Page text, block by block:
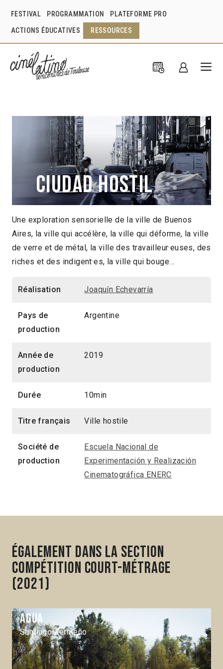
FESTIVAL PROGRAMMATION PLATEFORME PRO
ACTIONS ÉDUCATIVES RESSOURCES
Ciudad hostil
Joaquín Echevarría Argentine 2019
10min
2021 > Compétition Court-métrage
Une exploration sensorielle de la ville de Buenos
Aires, la ville qui accélère, la ville qui déforme, la ville
de verre et de métal, la ville des travailleur·euses, des
riches et des indigent·es, la ville qui bouge…
Réalisation Joaquín Echevarría
Pays de
production
Argentine
Année de
production
2019
Durée 10min
Titre français Ville hostile
Société de
production
Escuela Nacional de
Experimentación y Realización
Cinematográfica ENERC
Également dans la section
Compétition Court-métrage
(2021)
Agua
Santiago Zermeño